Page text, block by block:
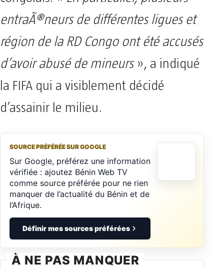
entraÃ®neurs de différentes ligues et
région de la RD Congo ont été accusés
d’avoir abusé de mineurs», a indiqué
la FIFA qui a visiblement décidé
d’assainir le milieu.
SOURCE PRÉFÉRÉE SUR GOOGLE
Sur Google, préférez une information
vérifiée : ajoutez Bénin Web TV
comme source préférée pour ne rien
manquer de l’actualité du Bénin et de
l’Afrique.
Définir mes sources préférées
À NE PAS MANQUER